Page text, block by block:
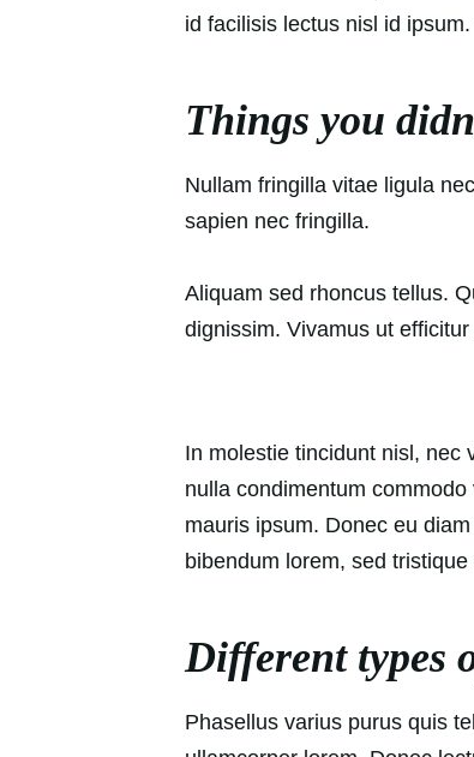
id facilisis lectus nisl id
Things you
Nullam fringilla vitae ligula
sapien nec fringilla.
Aliquam sed rhoncus tellus.
dignissim. Vivamus ut
In molestie tincidunt nisl, nec
nulla condimentum
mauris ipsum. Donec eu
bibendum lorem, sed
Different types
Phasellus varius purus quis